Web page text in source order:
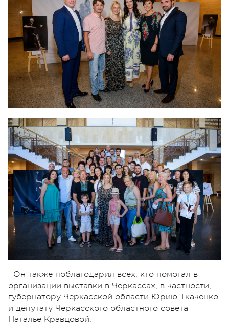
Он также поблагодарил всех, кто помогал в
организации выставки в Черкассах, в частности,
губернатору Черкасской области Юрию Ткаченко
и депутату Черкасского областного совета
Наталье Кравцовой.